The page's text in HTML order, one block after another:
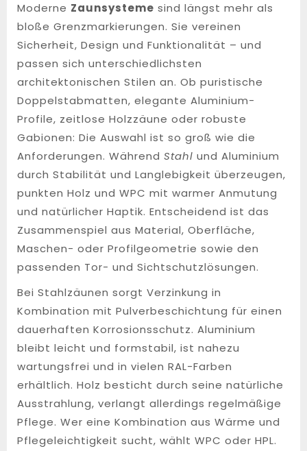
Moderne Zaunsysteme sind längst mehr als
bloße Grenzmarkierungen. Sie vereinen
Sicherheit, Design und Funktionalität – und
passen sich unterschiedlichsten
architektonischen Stilen an. Ob puristische
Doppelstabmatten, elegante Aluminium-
Profile, zeitlose Holzzäune oder robuste
Gabionen: Die Auswahl ist so groß wie die
Anforderungen. Während Stahl und Aluminium
durch Stabilität und Langlebigkeit überzeugen,
punkten Holz und WPC mit warmer Anmutung
und natürlicher Haptik. Entscheidend ist das
Zusammenspiel aus Material, Oberfläche,
Maschen- oder Profilgeometrie sowie den
passenden Tor- und Sichtschutzlösungen.
Bei Stahlzäunen sorgt Verzinkung in
Kombination mit Pulverbeschichtung für einen
dauerhaften Korrosionsschutz. Aluminium
bleibt leicht und formstabil, ist nahezu
wartungsfrei und in vielen RAL-Farben
erhältlich. Holz besticht durch seine natürliche
Ausstrahlung, verlangt allerdings regelmäßige
Pflege. Wer eine Kombination aus Wärme und
Pflegeleichtigkeit sucht, wählt WPC oder HPL.